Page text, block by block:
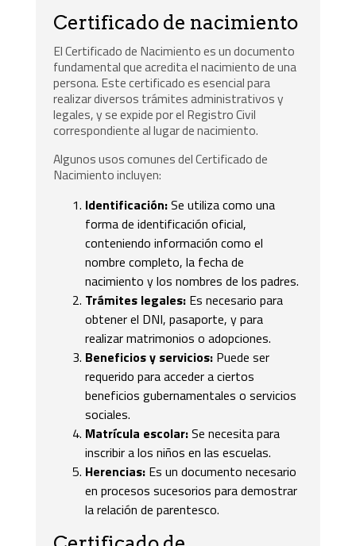
Certificado de nacimiento
El Certificado de Nacimiento es un documento
fundamental que acredita el nacimiento de una
persona. Este certificado es esencial para
realizar diversos trámites administrativos y
legales, y se expide por el Registro Civil
correspondiente al lugar de nacimiento.
Algunos usos comunes del Certificado de
Nacimiento incluyen:
Identificación:Se utiliza como una
forma de identificación oficial,
conteniendo información como el
nombre completo, la fecha de
nacimiento y los nombres de los padres.
Trámites legales: Es necesario para
obtener el DNI, pasaporte, y para
realizar matrimonios o adopciones.
Beneficios y servicios: Puede ser
requerido para acceder a ciertos
beneficios gubernamentales o servicios
sociales.
Matrícula escolar:Se necesita para
inscribir a los niños en las escuelas.
Herencias: Es un documento necesario
en procesos sucesorios para demostrar
la relación de parentesco.